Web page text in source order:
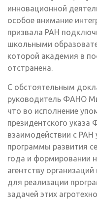
инновационной
особое внимание
призвала РАН
школьными
которой академия в
отстранена.
С обстоятельным
руководитель ФАНО
что во исполнение
президентского
взаимодействии с РАН
программы развития
года и формировании
агентству
для реализации
задачей этих